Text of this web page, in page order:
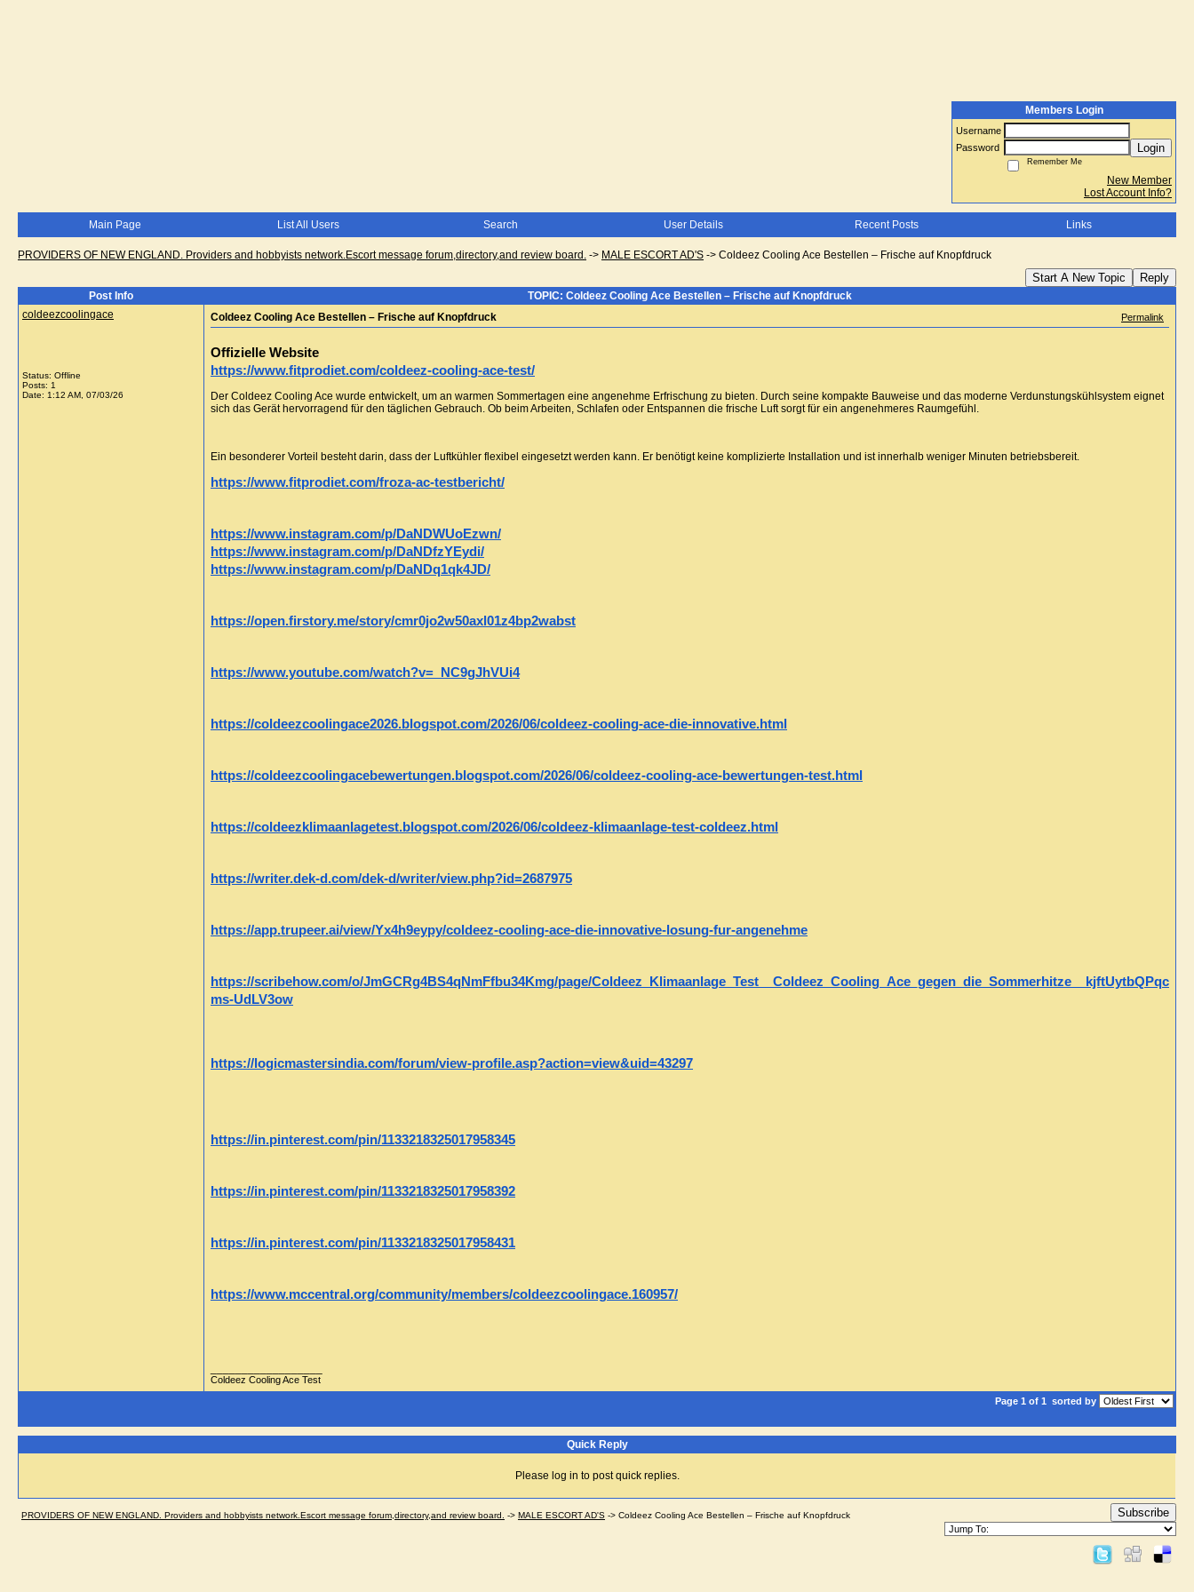
Members Login
Username
Password
Login
Remember Me
New Member
Lost Account Info?
Main Page List All Users Search User Details Recent Posts Links
PROVIDERS OF NEW ENGLAND. Providers and hobbyists network.Escort message forum,directory,and review board. -> MALE ESCORT AD'S -> Coldeez Cooling Ace Bestellen – Frische auf Knopfdruck
Start A New Topic Reply
Post Info
TOPIC: Coldeez Cooling Ace Bestellen – Frische auf Knopfdruck
coldeezcoolingace
Status: Offline
Posts: 1
Date: 1:12 AM, 07/03/26
Coldeez Cooling Ace Bestellen – Frische auf Knopfdruck Permalink
Offizielle Website
https://www.fitprodiet.com/coldeez-cooling-ace-test/
Der Coldeez Cooling Ace wurde entwickelt, um an warmen Sommertagen eine angenehme Erfrischung zu bieten. Durch seine kompakte Bauweise und das moderne Verdunstungskühlsystem eignet
sich das Gerät hervorragend für den täglichen Gebrauch. Ob beim Arbeiten, Schlafen oder Entspannen die frische Luft sorgt für ein angenehmeres Raumgefühl.
Ein besonderer Vorteil besteht darin, dass der Luftkühler flexibel eingesetzt werden kann. Er benötigt keine komplizierte Installation und ist innerhalb weniger Minuten betriebsbereit.
https://www.fitprodiet.com/froza-ac-testbericht/
https://www.instagram.com/p/DaNDWUoEzwn/
https://www.instagram.com/p/DaNDfzYEydi/
https://www.instagram.com/p/DaNDq1qk4JD/
https://open.firstory.me/story/cmr0jo2w50axl01z4bp2wabst
https://www.youtube.com/watch?v=_NC9gJhVUi4
https://coldeezcoolingace2026.blogspot.com/2026/06/coldeez-cooling-ace-die-innovative.html
https://coldeezcoolingacebewertungen.blogspot.com/2026/06/coldeez-cooling-ace-bewertungen-test.html
https://coldeezklimaanlagetest.blogspot.com/2026/06/coldeez-klimaanlage-test-coldeez.html
https://writer.dek-d.com/dek-d/writer/view.php?id=2687975
https://app.trupeer.ai/view/Yx4h9eypy/coldeez-cooling-ace-die-innovative-losung-fur-angenehme
https://scribehow.com/o/JmGCRg4BS4qNmFfbu34Kmg/page/Coldeez_Klimaanlage_Test__Coldeez_Cooling_Ace_gegen_die_Sommerhitze__kjftUytbQPqc
ms-UdLV3ow
https://logicmastersindia.com/forum/view-profile.asp?action=view&uid=43297
https://in.pinterest.com/pin/1133218325017958345
https://in.pinterest.com/pin/1133218325017958392
https://in.pinterest.com/pin/1133218325017958431
https://www.mccentral.org/community/members/coldeezcoolingace.160957/
Coldeez Cooling Ace Test
Page 1 of 1 sorted by
Quick Reply
Please log in to post quick replies.
PROVIDERS OF NEW ENGLAND. Providers and hobbyists network.Escort message forum,directory,and review board. -> MALE ESCORT AD'S -> Coldeez Cooling Ace Bestellen – Frische auf Knopfdruck Subscribe